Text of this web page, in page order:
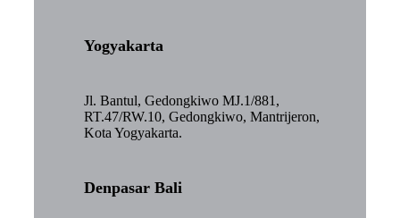
Yogyakarta
Jl. Bantul, Gedongkiwo MJ.1/881,
RT.47/RW.10, Gedongkiwo, Mantrijeron,
Kota Yogyakarta.
Denpasar Bali